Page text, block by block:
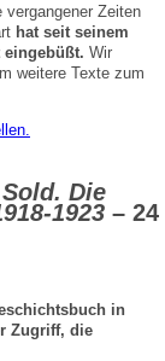
Zeiten
hat seit seinem
eingebüßt. Wir
weitere Texte zum
Die
1923 – 24
in
Zugriff, die